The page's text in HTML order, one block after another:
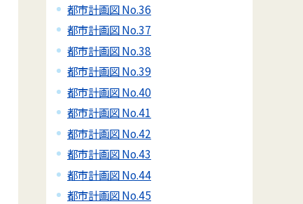
都市計画図 No.36
都市計画図 No.37
都市計画図 No.38
都市計画図 No.39
都市計画図 No.40
都市計画図 No.41
都市計画図 No.42
都市計画図 No.43
都市計画図 No.44
都市計画図 No.45